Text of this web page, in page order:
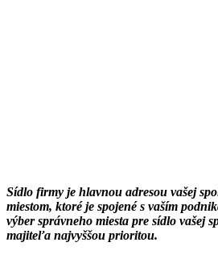
Sídlo firmy je hlavnou adresou vašej
miestom, ktoré je spojené s vaším
výber správneho miesta pre sídlo vašej
majiteľa najvyššou prioritou.